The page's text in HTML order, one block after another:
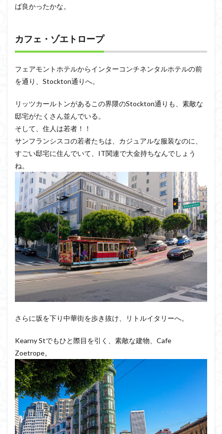
ば良かったかな。
カフェ・ゾエトロープ
フェアモントホテルからインターコンチネンタルホテルの前
を通り、Stockton通りへ。
リッツカールトンがあるこの界隈のStockton通りも、素敵な
邸宅がたくさん並んでいる。
そして、住人は若者！！
サンフランシスコの若者たちは、カジュアルな服装なのに、
すごい邸宅に住んでいて、IT関連で大金持ちなんでしょう
ね。
さらに坂を下り中華街を歩き抜け、リトルイタリーへ。
Kearny Stでもひと際目を引く、素敵な建物、Cafe
Zoetrope。